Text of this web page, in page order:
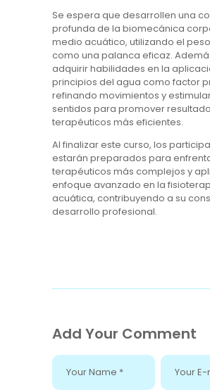
Se espera que desarrollen una
profunda de la biomecánica
medio acuático, utilizando el
como una palanca eficaz.
adquirir habilidades en la
principios del agua como factor
refinando movimientos y
sentidos para promover
terapéuticos más eficientes.
Al finalizar este curso, los
estarán preparados para
terapéuticos más complejos y
enfoque avanzado en la
acuática, contribuyendo a su
desarrollo profesional.
Add Your Comment